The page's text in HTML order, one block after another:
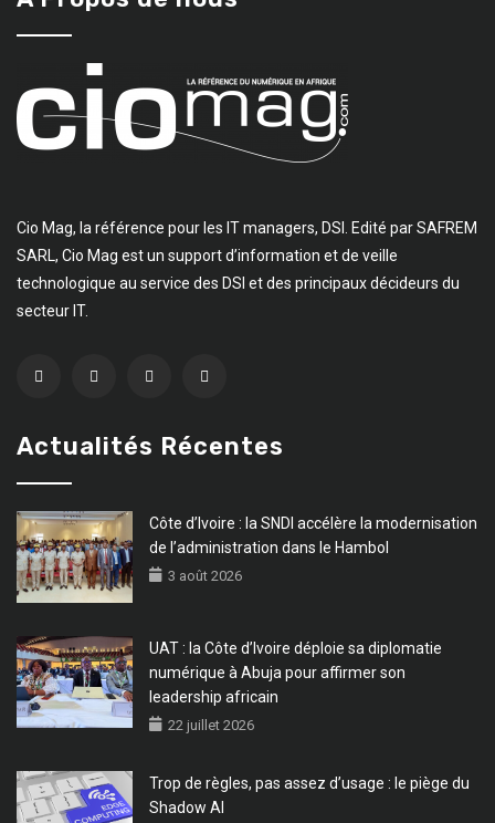
Cio Mag, la référence pour les IT managers, DSI. Edité par SAFREM
SARL, Cio Mag est un support d’information et de veille
technologique au service des DSI et des principaux décideurs du
secteur IT.
Actualités Récentes
Côte d’Ivoire : la SNDI accélère la modernisation
de l’administration dans le Hambol
3 août 2026
UAT : la Côte d’Ivoire déploie sa diplomatie
numérique à Abuja pour affirmer son
leadership africain
22 juillet 2026
Trop de règles, pas assez d’usage : le piège du
Shadow AI